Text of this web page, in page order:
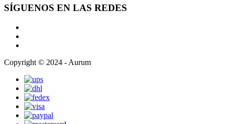
SÍGUENOS EN LAS REDES
Copyright © 2024 - Aurum